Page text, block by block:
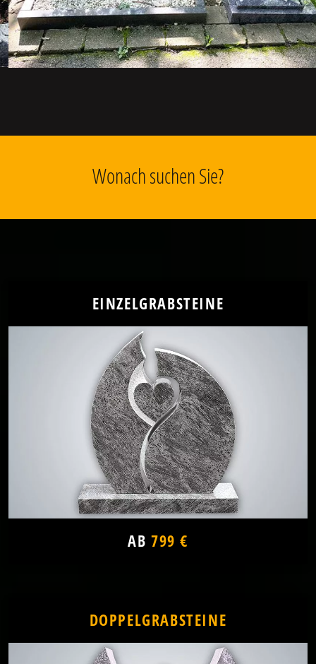
Wonach suchen Sie?
EINZELGRABSTEINE
AB 799 €
DOPPELGRABSTEINE